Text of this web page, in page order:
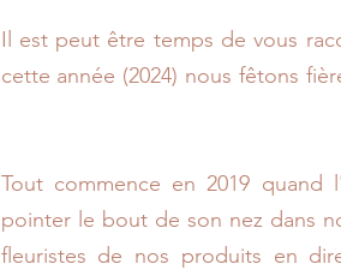
Il est peut être temps de vous
cette année (2024) nous fêtons
Tout commence en 2019 quand
pointer le bout de son nez dans
fleuristes de nos produits en